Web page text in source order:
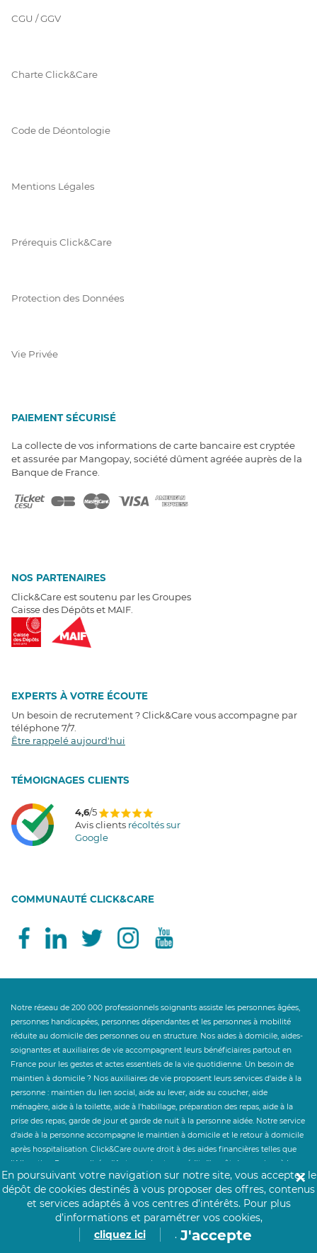
CGU / GGV
Charte Click&Care
Code de Déontologie
Mentions Légales
Prérequis Click&Care
Protection des Données
Vie Privée
PAIEMENT SÉCURISÉ
La collecte de vos informations de carte bancaire est cryptée
et assurée par Mangopay, société dûment agréée auprès de la
Banque de France.
NOS PARTENAIRES
Click&Care est soutenu par les Groupes
Caisse des Dépôts et MAIF.
EXPERTS À VOTRE ÉCOUTE
Un besoin de recrutement ? Click&Care vous accompagne par
téléphone 7/7
Être rappelé aujourd'hui
TÉMOIGNAGES CLIENTS
4,6/5
Avis clients récoltés sur
Google
COMMUNAUTÉ CLICK&CARE
Notre réseau de 200 000 professionnels soignants assiste les personnes âgées,
personnes handicapées, personnes dépendantes et les personnes à mobilité
réduite au domicile des personnes ou en structure. Nos aides à domicile, aides-
soignantes et auxiliaires de vie accompagnent leurs bénéficiaires partout en
France pour les gestes et actes essentiels de la vie quotidienne. Un besoin de
maintien à domicile ? Nos auxiliaires de vie proposent leurs services d'aide à la
personne : maintien du lien social, aide au lever, aide au coucher, aide
ménagère, aide à la toilette, aide à l'habillage, préparation des repas, aide à la
prise des repas, garde de jour et garde de nuit à la personne aidée. Notre service
d'aide à la personne accompagne le maintien à domicile et le retour à domicile
après hospitalisation. Click&Care ouvre droit à des aides financières telles que
l'Allocation Personnalisée d'Autonomie et au crédit d'impôt des services à la
personne à hauteur de 50%. Un besoin de personnel hospitalier en
établissement ? Click&Care recrute pour vous les soignants et infirmiers les plus
expérimentés et proches de vous.
En poursuivant votre navigation sur notre site, vous acceptez le
dépôt de cookies destinés à vous proposer des offres, contenus
et services adaptés à vos centres d’intérêts. Pour plus
d’informations et paramétrer vos cookies,
cliquez ici
. J'accepte
✕